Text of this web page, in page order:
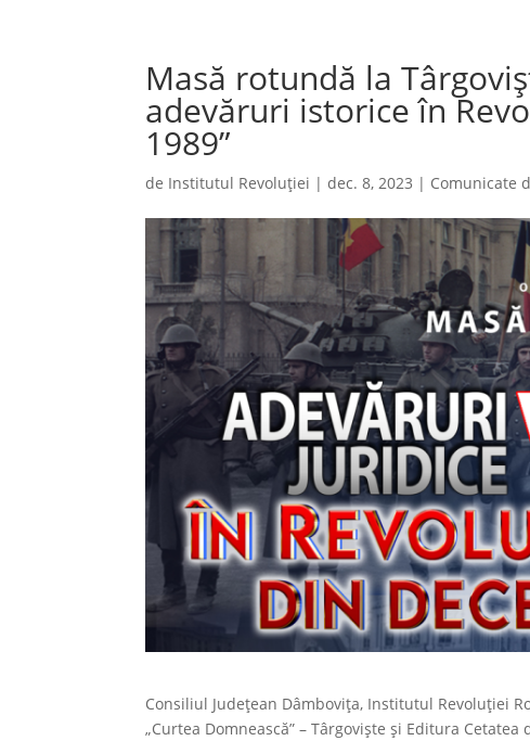
Masă rotundă la
adevăruri istorice în
1989”
de Institutul Revoluției |dec. 8, 2023 | Comunicate
Consiliul Județean Dâmbovița, Institutul Revoluției
„Curtea Domnească” – Târgoviște și Editura